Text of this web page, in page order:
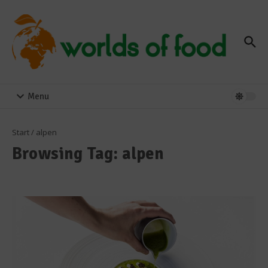
Menu
Start/ alpen
Browsing Tag: alpen